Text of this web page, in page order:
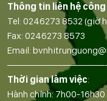
Thông tin liên hệ
Tel: 0246273 8532 (giờ
Fax: 0246273 8573
Email:
Thời gian làm việc:
Hành chính: 7h00-